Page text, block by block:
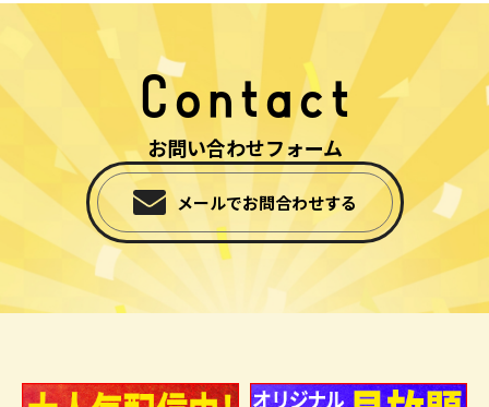
Contact
お問い合わせフォーム
メールでお問合わせする